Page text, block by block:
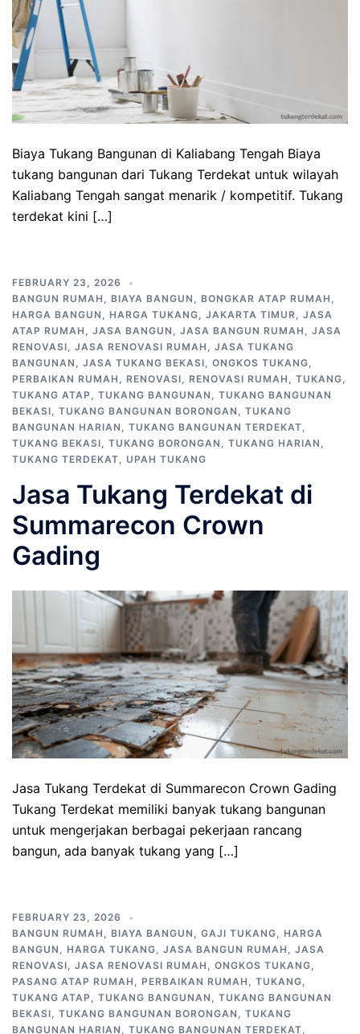
Biaya Tukang Bangunan di Kaliabang Tengah Biaya
tukang bangunan dari Tukang Terdekat untuk wilayah
Kaliabang Tengah sangat menarik / kompetitif. Tukang
terdekat kini […]
FEBRUARY 23, 2026
BANGUN RUMAH , BIAYA BANGUN , BONGKAR ATAP RUMAH ,
HARGA BANGUN , HARGA TUKANG, JAKARTA TIMUR, JASA
ATAP RUMAH , JASA BANGUN , JASA BANGUN RUMAH , JASA
RENOVASI, JASA RENOVASI RUMAH , JASA TUKANG
BANGUNAN , JASA TUKANG BEKASI, ONGKOS TUKANG,
PERBAIKAN RUMAH , RENOVASI, RENOVASI RUMAH , TUKANG,
TUKANG ATAP , TUKANG BANGUNAN , TUKANG BANGUNAN
BEKASI, TUKANG BANGUNAN BORONGAN , TUKANG
BANGUNAN HARIAN , TUKANG BANGUNAN TERDEKAT,
TUKANG BEKASI, TUKANG BORONGAN , TUKANG HARIAN ,
TUKANG TERDEKAT, UPAH TUKANG
Jasa Tukang Terdekat di
Summarecon Crown
Gading
Jasa Tukang Terdekat di Summarecon Crown Gading
Tukang Terdekat memiliki banyak tukang bangunan
untuk mengerjakan berbagai pekerjaan rancang
bangun, ada banyak tukang yang […]
FEBRUARY 23, 2026
BANGUN RUMAH , BIAYA BANGUN , GAJI TUKANG, HARGA
BANGUN , HARGA TUKANG, JASA BANGUN RUMAH , JASA
RENOVASI, JASA RENOVASI RUMAH , ONGKOS TUKANG,
PASANG ATAP RUMAH , PERBAIKAN RUMAH , TUKANG,
TUKANG ATAP , TUKANG BANGUNAN , TUKANG BANGUNAN
BEKASI, TUKANG BANGUNAN BORONGAN , TUKANG
BANGUNAN HARIAN , TUKANG BANGUNAN TERDEKAT,